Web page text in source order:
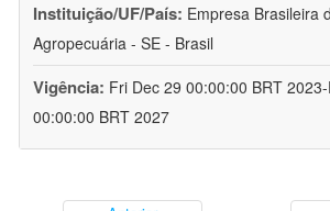
Instituição/UF/País: Empresa Brasileira
Agropecuária - SE - Brasil
Vigência: Fri Dec 29 00:00:00 BRT
00:00:00 BRT 2027